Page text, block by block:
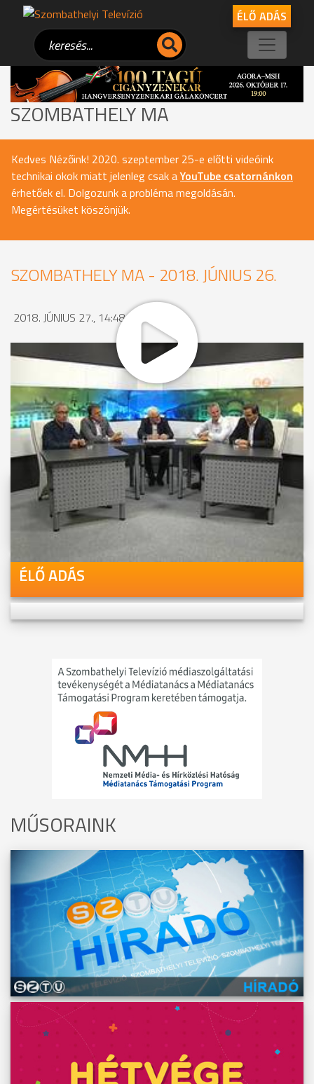
ÉLŐ ADÁS
SZOMBATHELY MA
Kedves Nézőink! 2020. szeptember 25-e előtti videóink
technikai okok miatt jelenleg csak aYouTube csatornánkon
érhetőek el. Dolgozunk a probléma megoldásán.
Megértésüket köszönjük.
SZOMBATHELY MA - 2018. JÚNIUS 26.
2018. JÚNIUS 27., 14:48
MEGOSZTÁS
Videóink megtekinthetőek
Youtube-csatornánkon is!
ÉLŐ ADÁS
MŰSORAINK